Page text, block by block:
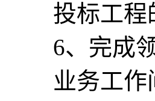
投标工程
6、完成
业务工